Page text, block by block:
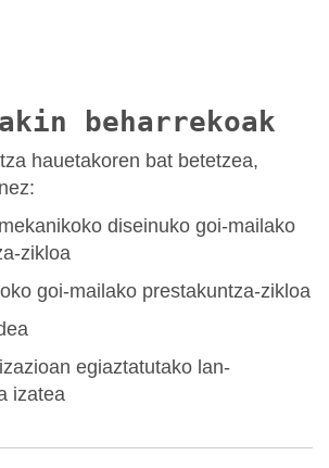
beharrekoak
hauetakoren bat betetzea,
diseinuko goi-mailako
zikloa
goi-mailako prestakuntza-zikloa
egiaztatutako lan-
izatea